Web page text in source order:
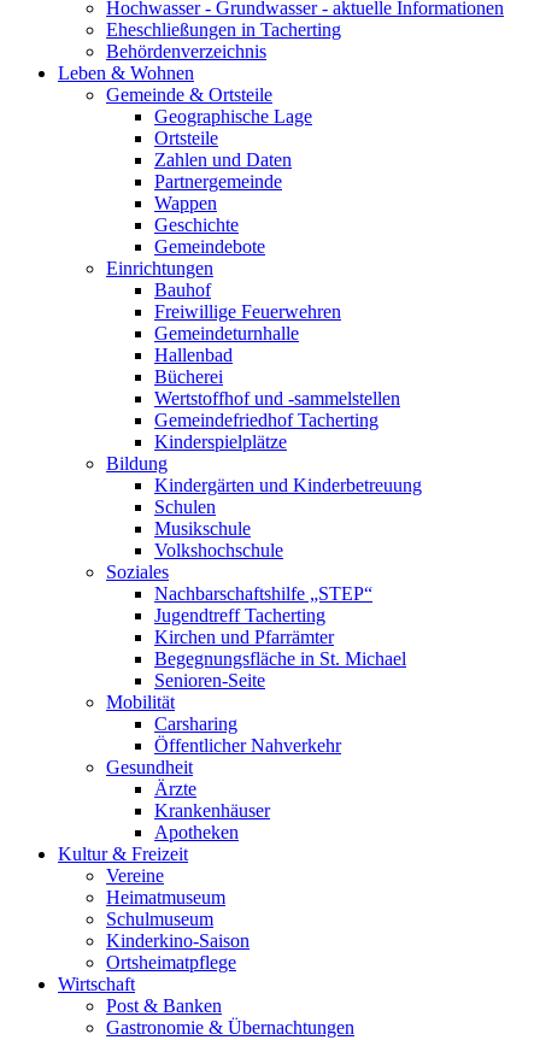
Hochwasser - Grundwasser - aktuelle Informationen
Eheschließungen in Tacherting
Behördenverzeichnis
Leben & Wohnen
Gemeinde & Ortsteile
Geographische Lage
Ortsteile
Zahlen und Daten
Partnergemeinde
Wappen
Geschichte
Gemeindebote
Einrichtungen
Bauhof
Freiwillige Feuerwehren
Gemeindeturnhalle
Hallenbad
Bücherei
Wertstoffhof und -sammelstellen
Gemeindefriedhof Tacherting
Kinderspielplätze
Bildung
Kindergärten und Kinderbetreuung
Schulen
Musikschule
Volkshochschule
Soziales
Nachbarschaftshilfe „STEP“
Jugendtreff Tacherting
Kirchen und Pfarrämter
Begegnungsfläche in St. Michael
Senioren-Seite
Mobilität
Carsharing
Öffentlicher Nahverkehr
Gesundheit
Ärzte
Krankenhäuser
Apotheken
Kultur & Freizeit
Vereine
Heimatmuseum
Schulmuseum
Kinderkino-Saison
Ortsheimatpflege
Wirtschaft
Post & Banken
Gastronomie & Übernachtungen